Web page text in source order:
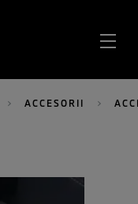
ACCESORII